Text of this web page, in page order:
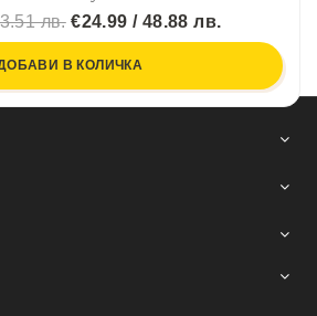
лв.€24.99 / 48.88 лв.
В КОЛИЧКА